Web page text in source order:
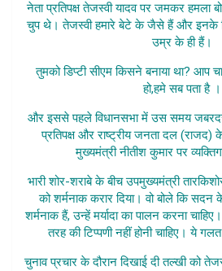
नेता प्रतिपक्ष तेजस्वी यादव पर जमकर हमला
चुप थे। तेजस्वी हमारे बेटे के जैसे हैं और इनके
उम्र के ही हैं।
तुमको डिप्टी सीएम किसने बनाया था? आप
हो,हमे सब पता है ।
और इससे पहले विधानसभा में उस समय
प्रतिपक्ष और राष्ट्रीय जनता दल (राजद)
मुख्यमंत्री नीतीश कुमार पर
भारी शोर-शराबे के बीच उपमुख्यमंत्री
को शर्मनाक करार दिया। वो बोले कि
शर्मनाक हैं, उन्हें मर्यादा का पालन करना
तरह की टिप्पणी नहीं होनी चाहिए। ये
चुनाव प्रचार के दौरान दिखाई दी तल्खी को